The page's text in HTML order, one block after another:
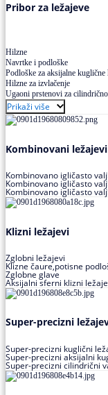
Pribor za ležajeve
Hilzne
Navrtke i podloške
Podloške za aksijalne kuglične
Hilzne za izvlačenje
Ugaoni prstenovi za
Prikaži više
Kombinovani ležajevi
Kombinovano igličasto
Kombinovano igličasto
Kombinovano igličasto
Klizni ležajevi
Zglobni ležajevi
Klizne čaure,potisne
Zglobne glave
Aksijalni sferni klizni
Super-precizni
Super-precizni kuglični
Super-precizni aksijalni
Super-precizni cilindrični